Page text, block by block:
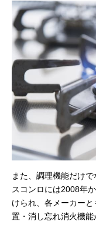
また、調理機能だけで
スコンロには2008年
けられ、各メーカー
置・消し忘れ消火機能